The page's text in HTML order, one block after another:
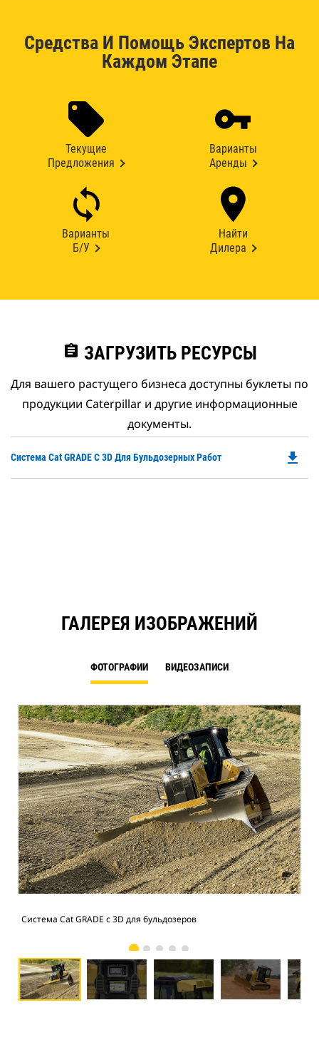
Средства И Помощь Экспертов На
Каждом Этапе
Текущие
Предложения
Варианты
Аренды
Варианты
Б/У
Найти
Дилера
assignment ЗАГРУЗИТЬ РЕСУРСЫ
Для вашего растущего бизнеса доступны буклеты по
продукции Caterpillar и другие информационные
документы.
Система Cat GRADE С 3D Для Бульдозерных Работ file_download
ГАЛЕРЕЯ ИЗОБРАЖЕНИЙ
ФОТОГРАФИИ ВИДЕОЗАПИСИ
Система Cat GRADE с 3D для бульдозеров